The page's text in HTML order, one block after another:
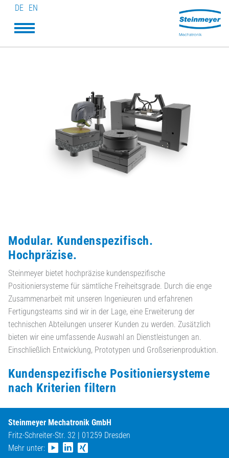
DE EN
Modular. Kundenspezifisch.
Hochpräzise.
Steinmeyer bietet hochpräzise kundenspezifische
Positioniersysteme für sämtliche Freiheitsgrade. Durch die enge
Zusammenarbeit mit unseren Ingenieuren und erfahrenen
Fertigungsteams sind wir in der Lage, eine Erweiterung der
technischen Abteilungen unserer Kunden zu werden. Zusätzlich
bieten wir eine umfassende Auswahl an Dienstleistungen an.
Einschließlich Entwicklung, Prototypen und Großserienproduktion.
Kundenspezifische Positioniersysteme
nach Kriterien filtern
Steinmeyer Mechatronik GmbH
Fritz-Schreiter-Str. 32 | 01259 Dresden
Mehr unter: